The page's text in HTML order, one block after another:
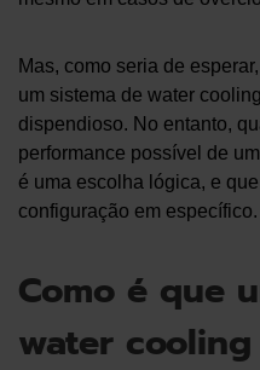
Mas, como seria de
um sistema de water
dispendioso. No entanto,
performance possível de
é uma escolha lógica, e
configuração em específico.
Como é que
water